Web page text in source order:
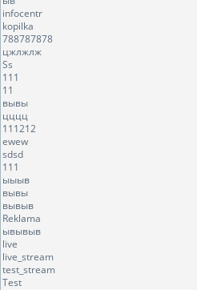
infocentr
kopilka
788787878
цжлжлж
Ss
111
11
вывы
цццц
111212
ewew
sdsd
111
ыыыв
вывы
вывыв
Reklama
ывывыв
live
live_stream
test_stream
Test